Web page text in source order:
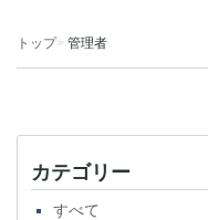
トップ 管理者
カテゴリー
すべて